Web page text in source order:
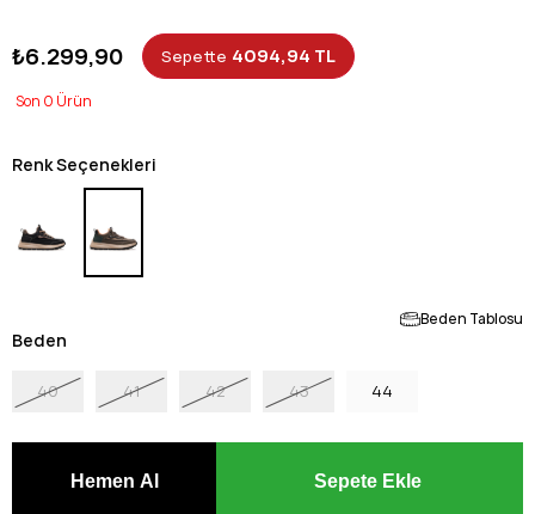
₺6.299,90 Sepette 4094,94 TL
0
Renk Seçenekleri
Beden Tablosu
Beden
40 41 42 43 44